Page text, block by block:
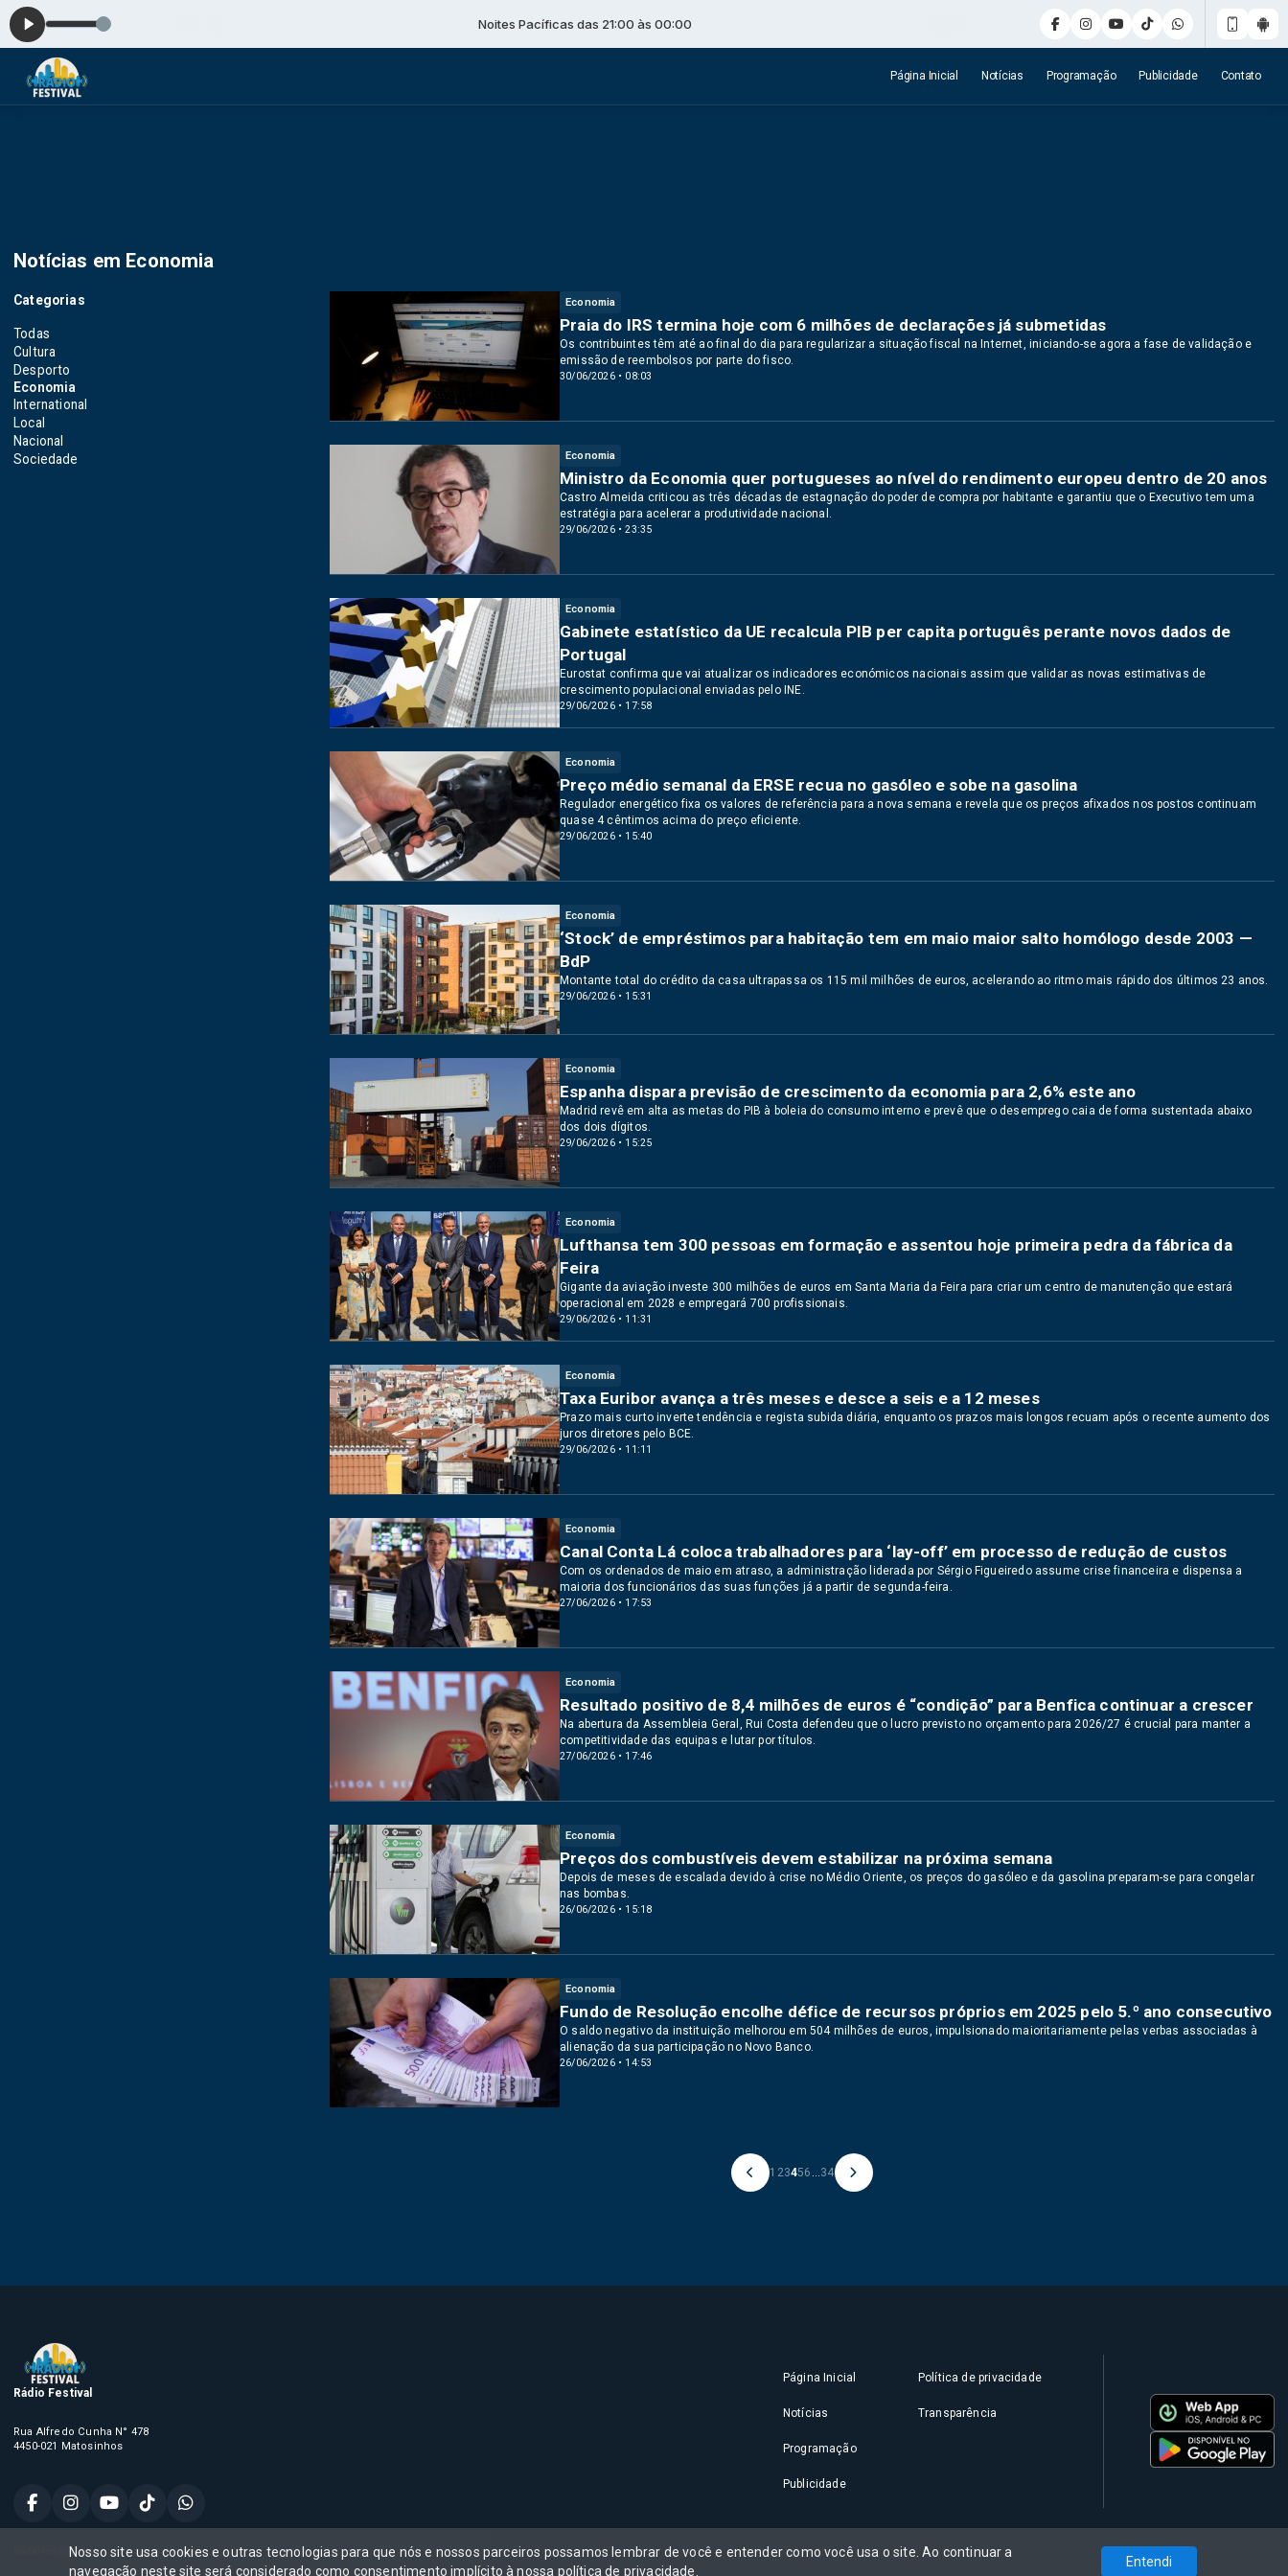
Noites Pacíficas das 21:00 às 00:00
Página Inicial Notícias Programação Publicidade Contato
Notícias em Economia
Categorias
Todas
Cultura
Desporto
Economia
International
Local
Nacional
Sociedade
Economia
30/06/2026 • 08:03
Praia do IRS termina hoje com 6 milhões de declarações já submetidas
Os contribuintes têm até ao final do dia para regularizar a situação fiscal na Internet, iniciando-se agora a fase de validação e
emissão de reembolsos por parte do fisco.
Economia
29/06/2026 • 23:35
Ministro da Economia quer portugueses ao nível do rendimento europeu dentro de 20 anos
Castro Almeida criticou as três décadas de estagnação do poder de compra por habitante e garantiu que o Executivo tem uma
estratégia para acelerar a produtividade nacional.
Economia
29/06/2026 • 17:58
Gabinete estatístico da UE recalcula PIB per capita português perante novos dados de
Portugal
Eurostat confirma que vai atualizar os indicadores económicos nacionais assim que validar as novas estimativas de
crescimento populacional enviadas pelo INE.
Economia
29/06/2026 • 15:40
Preço médio semanal da ERSE recua no gasóleo e sobe na gasolina
Regulador energético fixa os valores de referência para a nova semana e revela que os preços afixados nos postos continuam
quase 4 cêntimos acima do preço eficiente.
Economia
29/06/2026 • 15:31
‘Stock’ de empréstimos para habitação tem em maio maior salto homólogo desde 2003 —
BdP
Montante total do crédito da casa ultrapassa os 115 mil milhões de euros, acelerando ao ritmo mais rápido dos últimos 23 anos.
Economia
29/06/2026 • 15:25
Espanha dispara previsão de crescimento da economia para 2,6% este ano
Madrid revê em alta as metas do PIB à boleia do consumo interno e prevê que o desemprego caia de forma sustentada abaixo
dos dois dígitos.
Economia
29/06/2026 • 11:31
Lufthansa tem 300 pessoas em formação e assentou hoje primeira pedra da fábrica da
Feira
Gigante da aviação investe 300 milhões de euros em Santa Maria da Feira para criar um centro de manutenção que estará
operacional em 2028 e empregará 700 profissionais.
Economia
29/06/2026 • 11:11
Taxa Euribor avança a três meses e desce a seis e a 12 meses
Prazo mais curto inverte tendência e regista subida diária, enquanto os prazos mais longos recuam após o recente aumento dos
juros diretores pelo BCE.
Economia
27/06/2026 • 17:53
Canal Conta Lá coloca trabalhadores para ‘lay-off’ em processo de redução de custos
Com os ordenados de maio em atraso, a administração liderada por Sérgio Figueiredo assume crise financeira e dispensa a
maioria dos funcionários das suas funções já a partir de segunda-feira.
Economia
27/06/2026 • 17:46
Resultado positivo de 8,4 milhões de euros é “condição” para Benfica continuar a crescer
Na abertura da Assembleia Geral, Rui Costa defendeu que o lucro previsto no orçamento para 2026/27 é crucial para manter a
competitividade das equipas e lutar por títulos.
Economia
26/06/2026 • 15:18
Preços dos combustíveis devem estabilizar na próxima semana
Depois de meses de escalada devido à crise no Médio Oriente, os preços do gasóleo e da gasolina preparam-se para congelar
nas bombas.
Economia
26/06/2026 • 14:53
Fundo de Resolução encolhe défice de recursos próprios em 2025 pelo 5.º ano consecutivo
O saldo negativo da instituição melhorou em 504 milhões de euros, impulsionado maioritariamente pelas verbas associadas à
alienação da sua participação no Novo Banco.
1 23456 34
Rádio Festival
Rua Alfredo Cunha N° 478
4450-021 Matosinhos
Página Inicial
Notícias
Programação
Publicidade
Política de privacidade
Transparência
Rádio Festival, Todos os direitos reservados,
Nosso site usa cookies e outras tecnologias para que nós e nossos parceiros possamos lembrar de você e entender como você usa o site. Ao continuar a
navegação neste site será considerado como consentimento implícito à nossa política de privacidade
Entendi